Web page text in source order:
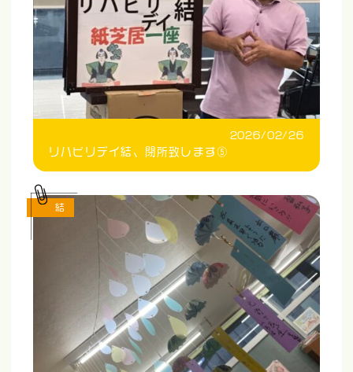
2026/02/26
リハビリデイ結、閉所致します⑤
結